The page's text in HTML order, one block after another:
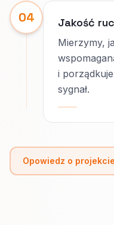
04 Jakość
Mierzymy,
i
sygnał.
Opowiedz o projekcie